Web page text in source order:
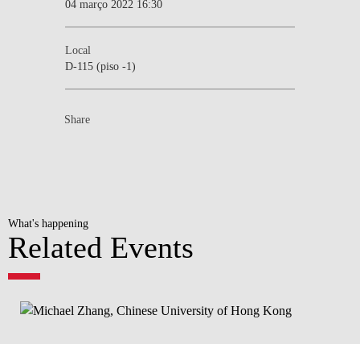
04 março 2022 16:30
Local
D-115 (piso -1)
Share
What's happening
Related Events